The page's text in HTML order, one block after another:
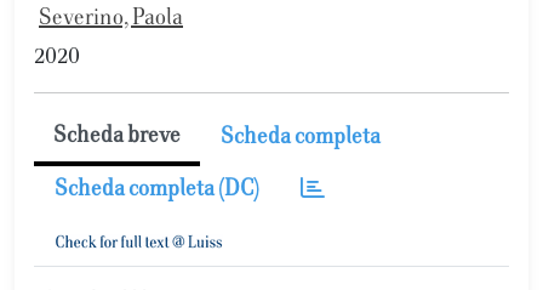
Severino, Paola
2020
Scheda breve Scheda completa
Scheda completa (DC)